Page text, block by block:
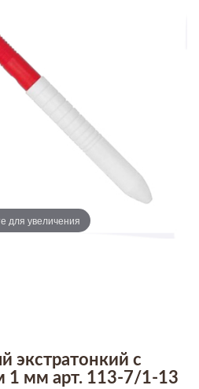
для увеличения
экстратонкий с
1 мм арт. 113-7/1-13